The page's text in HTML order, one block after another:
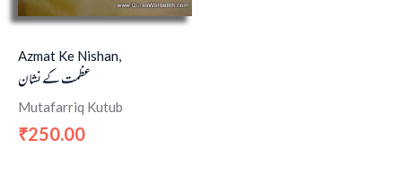
Azmat Ke Nishan,
عظمت کے نشان
Mutafarriq Kutub
₹250.00